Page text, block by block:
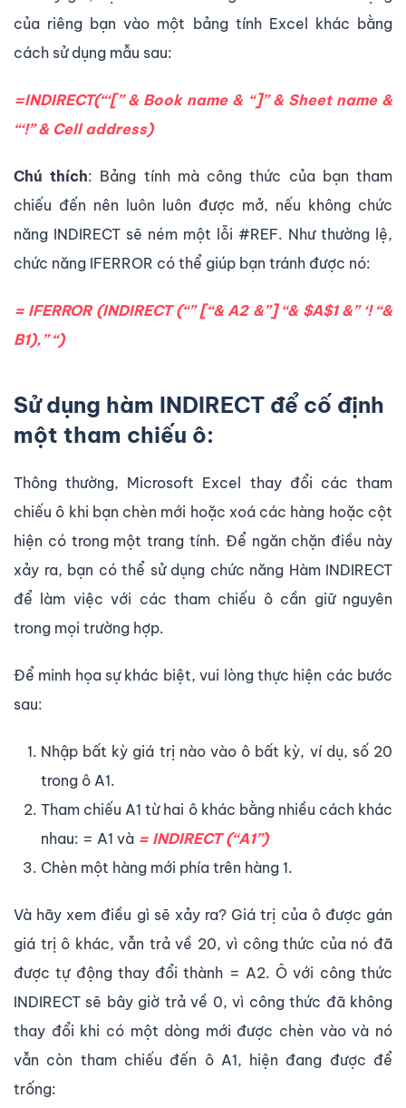
của riêng bạn vào một bảng tính Excel khác bằng
cách sử dụng mẫu sau:
=INDIRECT(“‘[” & Book name& “]” & Sheet name&
“‘!” & Cell address)
Chú thích: Bảng tính mà công thức của bạn tham
chiếu đến nên luôn luôn được mở, nếu không chức
năng INDIRECT sẽ ném một lỗi #REF. Như thường lệ,
chức năng IFERROR có thể giúp bạn tránh được nó:
= IFERROR (INDIRECT (“” [“& A2 &”] “& $A$1 &” ‘! “&
B1),” “)
Sử dụng hàm INDIRECT để cố định
một tham chiếu ô:
Thông thường, Microsoft Excel thay đổi các tham
chiếu ô khi bạn chèn mới hoặc xoá các hàng hoặc cột
hiện có trong một trang tính. Để ngăn chặn điều này
xảy ra, bạn có thể sử dụng chức năng Hàm INDIRECT
để làm việc với các tham chiếu ô cần giữ nguyên
trong mọi trường hợp.
Để minh họa sự khác biệt, vui lòng thực hiện các bước
sau:
Nhập bất kỳ giá trị nào vào ô bất kỳ, ví dụ, số 20
trong ô A1.
Tham chiếu A1 từ hai ô khác bằng nhiều cách khác
nhau: = A1 và = INDIRECT (“A1”)
Chèn một hàng mới phía trên hàng 1.
Và hãy xem điều gì sẽ xảy ra? Giá trị của ô được gán
giá trị ô khác, vẫn trả về 20, vì công thức của nó đã
được tự động thay đổi thành = A2. Ô với công thức
INDIRECT sẽ bây giờ trả về 0, vì công thức đã không
thay đổi khi có một dòng mới được chèn vào và nó
vẫn còn tham chiếu đến ô A1, hiện đang được để
trống: